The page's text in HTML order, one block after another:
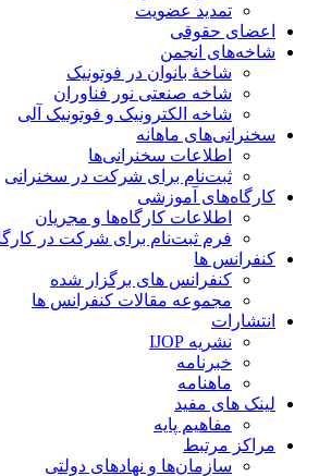
تمدید عضویت
اعضای حقوقی
شاخه‌های انجمن
شاخۀ بانوان در فوتونیک
شاخه صنعتی نور فناوران
شاخه‌ الکترونیک و فوتونیک آلی
سخنرانی‌های ماهانه
اطلاعات سخنرانی‌‌ها
ثبت‌نام برای شرکت در سخنرانی
کارگاه‌های آموزشی
اطلاعات کارگاه‌ها و مجریان
فرم ثبت‌نام برای شرکت در کارگاه
کنفرانس ها
کنفرانس های برگزار شده
مجموعه مقالات کنفرانس ها
انتشارات
نشریه IJOP
خبرنامه
ماهنامه
لینک های مفید
مفاهیم پایه
مراکز مرتبط
سازمان‌ها و نهادهای دولتی